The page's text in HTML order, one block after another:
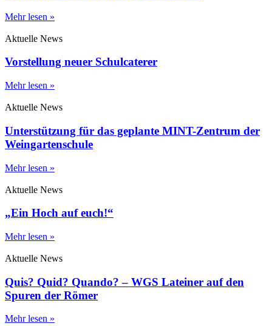
Mehr lesen »
Aktuelle News
Vorstellung neuer Schulcaterer
Mehr lesen »
Aktuelle News
Unterstützung für das geplante MINT-Zentrum der
Weingartenschule
Mehr lesen »
Aktuelle News
„Ein Hoch auf euch!“
Mehr lesen »
Aktuelle News
Quis? Quid? Quando? – WGS Lateiner auf den
Spuren der Römer
Mehr lesen »